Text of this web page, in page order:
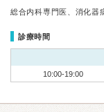
総合内科専門医、消化器
診療時間
10:00-19:00